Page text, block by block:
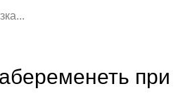
при